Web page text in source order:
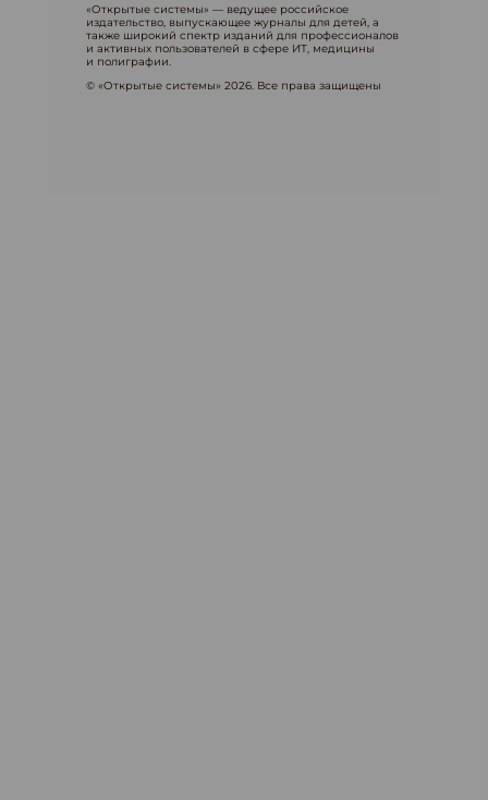
«Открытые системы» — ведущее российское
издательство, выпускающее журналы для детей, а
также широкий спектр изданий для профессионалов
и активных пользователей в сфере ИТ, медицины
и полиграфии.
© «Открытые системы» 2026. Все права защищены